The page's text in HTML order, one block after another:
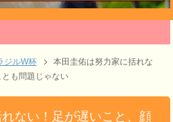
ジルW杯
本田圭佑は努力家に括れな
も問題じゃない
ない！足が遅いこと、顔